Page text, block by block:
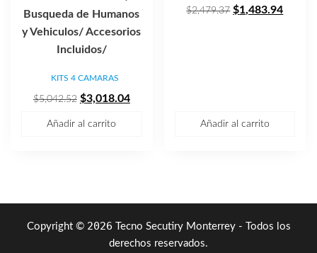
Busqueda de Humanos
y Vehiculos/ Accesorios
Incluidos/
KITS 4 CAMARAS
$5,042.52 El
$3,018.04El
Añadir al carrito
$2,479.37 El
$1,483.94El
Añadir al carrito
Copyright © 2026 Tecno Secutiry Monterrey - Todos los
derechos reservados.